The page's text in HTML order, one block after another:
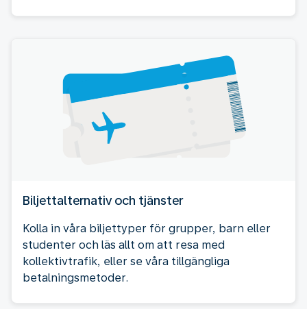
Biljettalternativ och tjänster
Kolla in våra biljettyper för grupper, barn eller
studenter och läs allt om att resa med
kollektivtrafik, eller se våra tillgängliga
betalningsmetoder.